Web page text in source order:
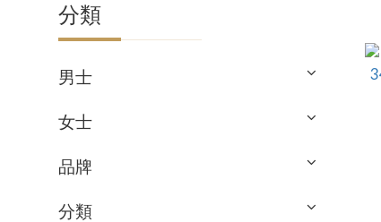
分類
男士
女士
品牌
分類